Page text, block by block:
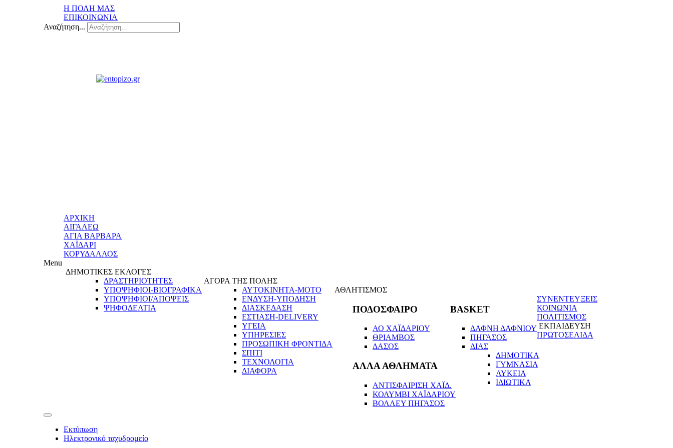
Η ΠΟΛΗ ΜΑΣ
ΕΠΙΚΟΙΝΩΝΙΑ
Αναζήτηση...
ΑΡΧΙΚΗ
ΑΙΓΑΛΕΩ
ΑΓΙΑ ΒΑΡΒΑΡΑ
ΧΑΪΔΑΡΙ
ΚΟΡΥΔΑΛΛΟΣ
Menu
ΔΗΜΟΤΙΚΕΣ ΕΚΛΟΓΕΣ
ΔΡΑΣΤΗΡΙΟΤΗΤΕΣ
ΥΠΟΨΗΦΙΟΙ-ΒΙΟΓΡΑΦΙΚΑ
ΥΠΟΨΗΦΙΟΙ/ΑΠΟΨΕΙΣ
ΨΗΦΟΔΕΛΤΙΑ
ΑΓΟΡΑ ΤΗΣ ΠΟΛΗΣ
ΑΥΤΟΚΙΝΗΤΑ-ΜΟΤΟ
ΕΝΔΥΣΗ-ΥΠΟΔΗΣΗ
ΔΙΑΣΚΕΔΑΣΗ
ΕΣΤΙΑΣΗ-DELIVERY
ΥΓΕΙΑ
ΥΠΗΡΕΣΙΕΣ
ΠΡΟΣΩΠΙΚΗ ΦΡΟΝΤΙΔΑ
ΣΠΙΤΙ
ΤΕΧΝΟΛΟΓΙΑ
ΔΙΑΦΟΡΑ
ΑΘΛΗΤΙΣΜΟΣ
ΠΟΔΟΣΦΑΙΡΟ
ΑΟ ΧΑΪΔΑΡΙΟΥ
ΘΡΙΑΜΒΟΣ
ΔΑΣΟΣ
BASKET
ΔΑΦΝΗ ΔΑΦΝΙΟΥ
ΠΗΓΑΣΟΣ
ΔΙΑΣ
ΑΛΛΑ ΑΘΛΗΜΑΤΑ
ΑΝΤΙΣΦΑΙΡΙΣΗ ΧΑΪΔ.
ΚΟΛΥΜΒΙ ΧΑΪΔΑΡΙΟΥ
ΒΟΛΛΕΥ ΠΗΓΑΣΟΣ
ΣΥΝΕΝΤΕΥΞΕΙΣ
ΚΟΙΝΩΝΙΑ
ΠΟΛΙΤΙΣΜΟΣ
ΕΚΠΑΙΔΕΥΣΗ
ΔΗΜΟΤΙΚΑ
ΓΥΜΝΑΣΙΑ
ΛΥΚΕΙΑ
ΙΔΙΩΤΙΚΑ
ΠΡΩΤΟΣΕΛΙΔΑ
Εκτύπωση
Ηλεκτρονικό ταχυδρομείο